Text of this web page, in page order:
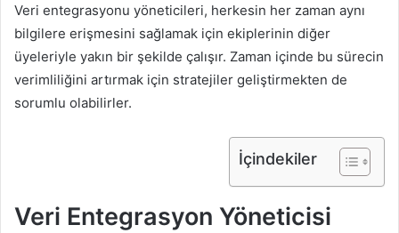
Veri entegrasyonu yöneticileri, herkesin her zaman aynı
bilgilere erişmesini sağlamak için ekiplerinin diğer
üyeleriyle yakın bir şekilde çalışır. Zaman içinde bu sürecin
verimliliğini artırmak için stratejiler geliştirmekten de
sorumlu olabilirler.
İçindekiler
Veri Entegrasyon Yöneticisi